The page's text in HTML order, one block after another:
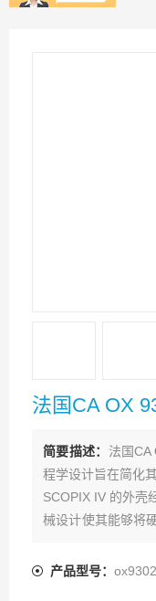
法国CA OX
简要描述： 法国CA
程学设计旨在简化
SCOPIX IV 的外壳
械设计使其能够将
产品型号：